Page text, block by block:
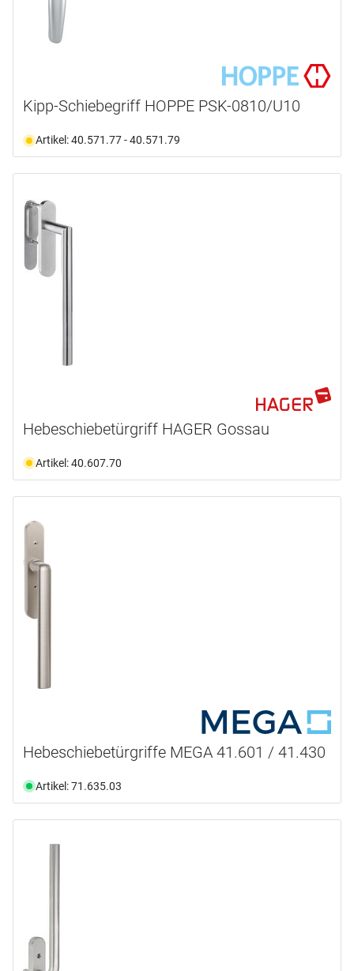
Kipp-Schiebegriff HOPPE PSK-0810/U10
Artikel: 40.571.77 - 40.571.79
Hebeschiebetürgriff HAGER Gossau
Artikel: 40.607.70
Hebeschiebetürgriffe MEGA 41.601 / 41.430
Artikel: 71.635.03